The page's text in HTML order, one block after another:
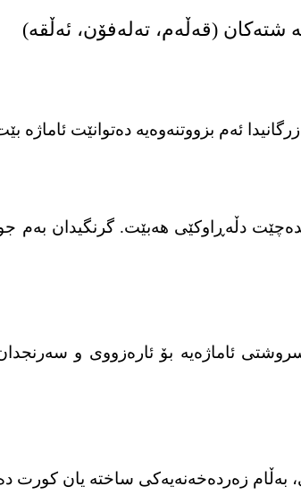
ئەم بزووتنەوەیە دەتوانێت ئاماژە
دڵەڕاوکێی هەبێت. گرنگیدان بەم
ئاماژەیە بۆ ئارەزووی و
بەڵام زەردەخەنەیەکی ساختە یان